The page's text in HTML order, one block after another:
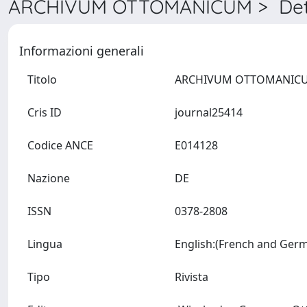
ARCHIVUM OTTOMANICUM >
Informazioni generali
Titolo
Cris ID
Codice ANCE
Nazione
ISSN
Lingua
Tipo Rivista